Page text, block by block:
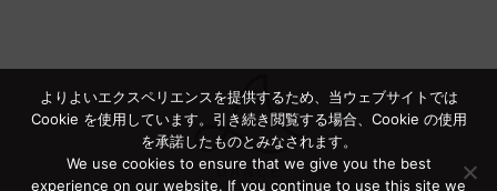
よりよいエクスペリエンスを提供するため、当ウェブサイトでは
Cookie を使用しています。引き続き閲覧する場合、Cookie の使用
を承諾したものとみなされます。
We use cookies to ensure that we give you the best
experience on our website. If you continue to use this site we